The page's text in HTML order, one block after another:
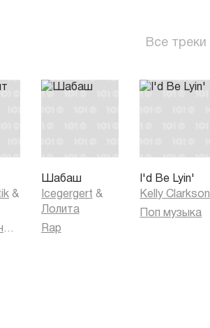
Все треки
&
Шабаш
Icegergert &
Лолита
Rap
I'd Be Lyin'
Kelly Clarkson
Поп музыка